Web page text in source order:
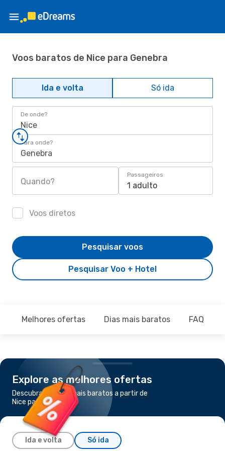
Voos baratos de Nice para Genebra
Ida e volta Só ida
De onde?
Nice
Para onde?
Genebra
Quando?
Passageiros
1 adulto
Voos diretos
Pesquisar Voo + Hotel
Pesquisar voos
Melhores ofertas Dias mais baratos FAQ
Explore as melhores ofertas
Descubra os voos mais baratos a partir de
Nice para Genebra
Ida e volta Só ida